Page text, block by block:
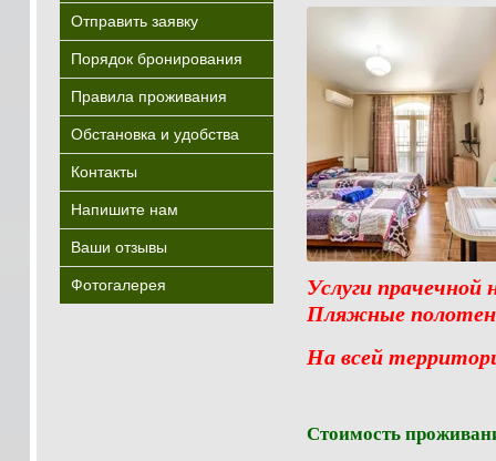
Отправить заявку
Порядок бронирования
Правила проживания
Обстановка и удобства
Контакты
Напишите нам
Ваши отзывы
Фотогалерея
Пляжные
На всей
Стоимость